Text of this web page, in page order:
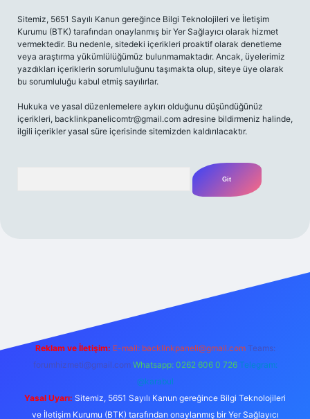
Sitemiz, 5651 Sayılı Kanun gereğince Bilgi Teknolojileri ve İletişim
Kurumu (BTK) tarafından onaylanmış bir Yer Sağlayıcı olarak hizmet
vermektedir. Bu nedenle, sitedeki içerikleri proaktif olarak denetleme
veya araştırma yükümlülüğümüz bulunmamaktadır. Ancak, üyelerimiz
yazdıkları içeriklerin sorumluluğunu taşımakta olup, siteye üye olarak
bu sorumluluğu kabul etmiş sayılırlar.
Hukuka ve yasal düzenlemelere aykırı olduğunu düşündüğünüz
içerikleri, backlinkpanelicomtr@gmail.com adresine bildirmeniz halinde,
ilgili içerikler yasal süre içerisinde sitemizden kaldırılacaktır.
Reklam ve İletişim: E-mail: backlinkpaneli@gmail.com Teams:
forumhizmeti@gmail.com Whatsapp: 0262 606 0 726 Telegram:
@karabul
Yasal Uyarı: Sitemiz, 5651 Sayılı Kanun gereğince Bilgi Teknolojileri
ve İletişim Kurumu (BTK) tarafından onaylanmış bir Yer Sağlayıcı